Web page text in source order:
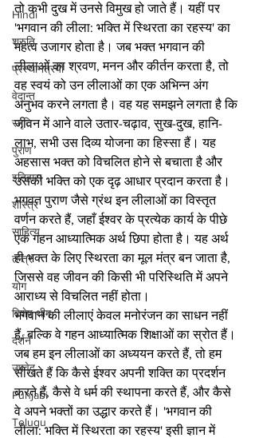
Hindi
श्रुति
प्रस्थानत्रयी
वेदान्त
स्मृति
पुराण
इतिहास
शास्त्र
साहित्य
तन्त्र
योग
विशेष थीम
दर्शन
उपवेद
Punjabi
Telugu
तो कभी दुख में उनसे विमुख हो जाते हैं। यहीं पर
'भगवान की लीला: भक्ति में स्थिरता का रहस्य' का
महत्व उजागर होता है। जब भक्त भगवान की
लीलाओं का श्रवण, मनन और कीर्तन करता है, तो
वह स्वयं को उन लीलाओं का एक अभिन्न अंग
अनुभव करने लगता है। वह यह समझने लगता है कि
जीवन में आने वाले उतार-चढ़ाव, सुख-दुख, हानि-
लाभ, सभी उस दिव्य योजना का हिस्सा हैं। यह
अहसास भक्त को विचलित होने से बचाता है और
उसकी भक्ति को एक दृढ़ आधार प्रदान करता है।
भगवत पुराण जैसे ग्रंथ इन लीलाओं का विस्तृत
वर्णन करते हैं, जहाँ ईश्वर के प्रत्येक कार्य के पीछे
एक गहन आध्यात्मिक अर्थ छिपा होता है। यह अर्थ
ही भक्त के लिए स्थिरता का मूल मंत्र बन जाता है,
जिससे वह जीवन की किसी भी परिस्थिति में अपने
आराध्य से विचलित नहीं होता।
भगवान की लीलाएं केवल मनोरंजन का साधन नहीं
हैं, बल्कि वे गहन आध्यात्मिक शिक्षाओं का स्रोत हैं।
जब हम इन लीलाओं का अध्ययन करते हैं, तो हम
सीखते हैं कि कैसे ईश्वर अपनी शक्ति का प्रदर्शन
करते हैं, कैसे वे धर्म की स्थापना करते हैं, और कैसे
वे अपने भक्तों का उद्धार करते हैं। 'भगवान की
लीला: भक्ति में स्थिरता का रहस्य' इसी ज्ञान में